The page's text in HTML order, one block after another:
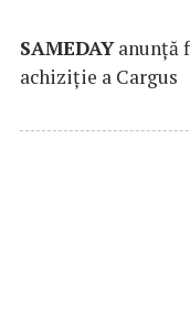
SAMEDAYanunță
achiziție a Cargus